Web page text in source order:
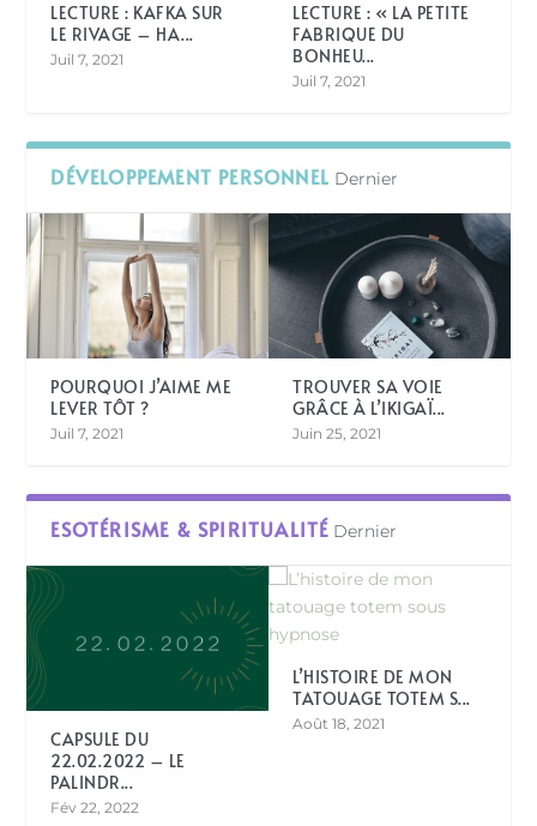
LECTURE | OLIVER BLUE À L’ÉCOLE DES
BIBLIOTHÉRAPIE
LECTURE : KAFKA SUR
LE RIVAGE – HA...
Juil 7, 2021
LECTURE : « LA PETITE
FABRIQUE DU
BONHEU...
Juil 7, 2021
DÉVELOPPEMENT PERSONNEL Dernier
POURQUOI J’AIME ME
LEVER TÔT ?
Juil 7, 2021
TROUVER SA VOIE
GRÂCE À L’IKIGAÏ...
Juin 25, 2021
ESOTÉRISME & SPIRITUALITÉ Dernier
CAPSULE DU
22.02.2022 – LE
PALINDR...
Fév 22, 2022
L’HISTOIRE DE MON
TATOUAGE TOTEM S...
Août 18, 2021